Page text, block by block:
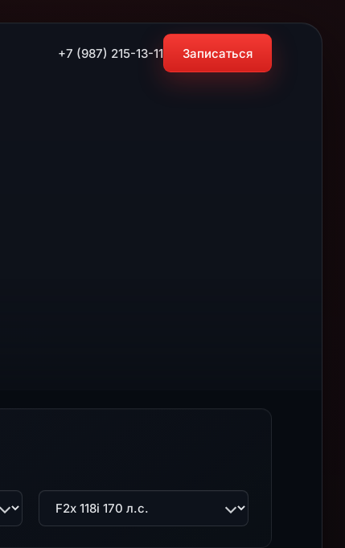
+7 (987) 215-13-11 Записаться
Двигатель